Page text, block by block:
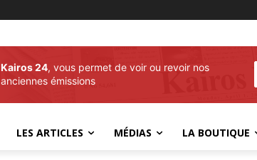
Kairos 24, vous permet de voir ou revoir nos
anciennes émissions
LES ARTICLES MÉDIAS LA BOUTIQUE